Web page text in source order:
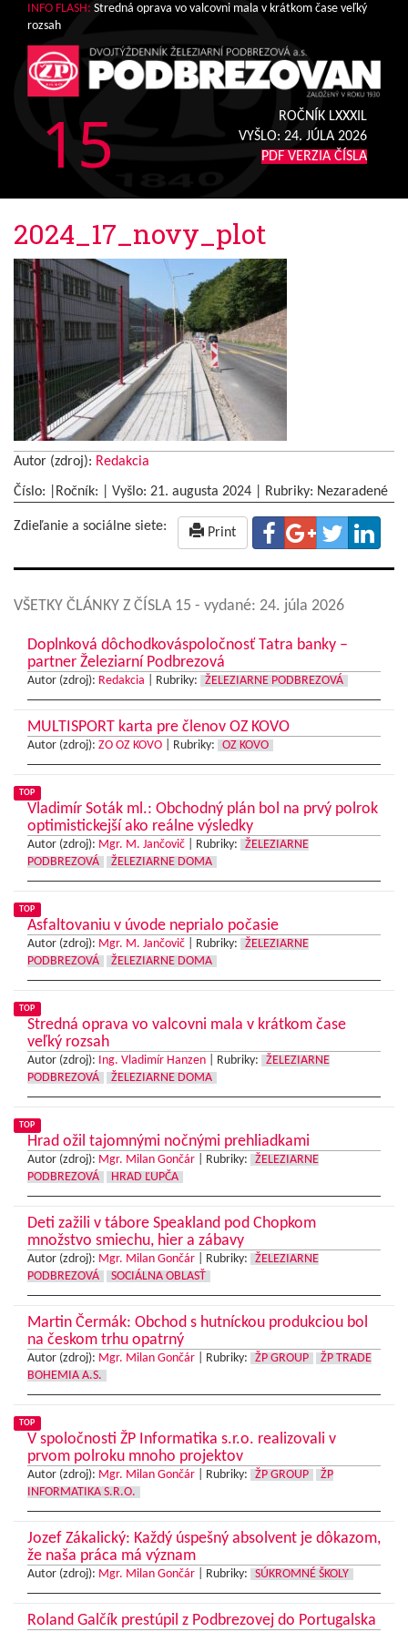
INFO FLASH: Stredná oprava vo valcovni mala v krátkom čase veľký
rozsah
15
ROČNÍK LXXXIL
VYŠLO: 24. JÚLA 2026
PDF VERZIA ČÍSLA
2024_17_novy_plot
Autor (zdroj): Redakcia
Číslo: |Ročník: | Vyšlo: 21. augusta 2024 Rubriky: Nezaradené
Zdieľanie a sociálne siete: Print
VŠETKY ČLÁNKY Z ČÍSLA 15 - vydané: 24. júla 2026
Doplnková dôchodkováspoločnosť Tatra banky –
partner Železiarní Podbrezová
Autor (zdroj): Redakcia Rubriky: ŽELEZIARNE PODBREZOVÁ
MULTISPORT karta pre členov OZ KOVO
Autor (zdroj): ZO OZ KOVO Rubriky: OZ KOVO
TOP
Vladimír Soták ml.: Obchodný plán bol na prvý polrok
optimistickejší ako reálne výsledky
Autor (zdroj): Mgr. M. Jančovič Rubriky:
ŽELEZIARNE
PODBREZOVÁ
ŽELEZIARNE DOMA
TOP
Asfaltovaniu v úvode neprialo počasie
Autor (zdroj): Mgr. M. Jančovič Rubriky:
ŽELEZIARNE
PODBREZOVÁ
ŽELEZIARNE DOMA
TOP
Stredná oprava vo valcovni mala v krátkom čase
veľký rozsah
Autor (zdroj): Ing. Vladimír Hanzen Rubriky:
ŽELEZIARNE
PODBREZOVÁ
ŽELEZIARNE DOMA
TOP
Hrad ožil tajomnými nočnými prehliadkami
Autor (zdroj): Mgr. Milan Gončár Rubriky:
ŽELEZIARNE
PODBREZOVÁ
HRAD ĽUPČA
Deti zažili v tábore Speakland pod Chopkom
množstvo smiechu, hier a zábavy
Autor (zdroj): Mgr. Milan Gončár Rubriky:
ŽELEZIARNE
PODBREZOVÁ
SOCIÁLNA OBLASŤ
Martin Čermák: Obchod s hutníckou produkciou bol
na českom trhu opatrný
Autor (zdroj): Mgr. Milan Gončár Rubriky: ŽP GROUP
ŽP TRADE
BOHEMIA A.S.
TOP
V spoločnosti ŽP Informatika s.r.o. realizovali v
prvom polroku mnoho projektov
Autor (zdroj): Mgr. Milan Gončár Rubriky: ŽP GROUP
ŽP
INFORMATIKA S.R.O.
Jozef Zákalický: Každý úspešný absolvent je dôkazom,
že naša práca má význam
Autor (zdroj): Mgr. Milan Gončár Rubriky: SÚKROMNÉ ŠKOLY
Roland Galčík prestúpil z Podbrezovej do Portugalska